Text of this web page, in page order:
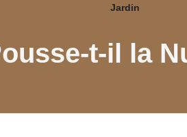
Jardin
t-il la